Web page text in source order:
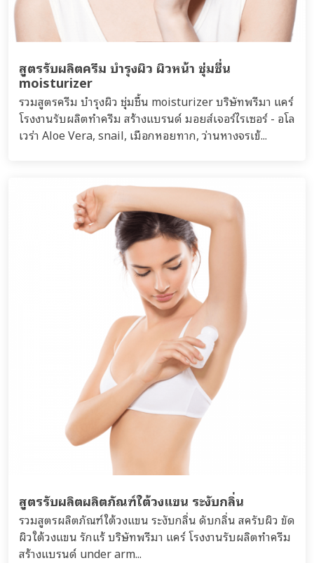
สูตรรับผลิตครีม บำรุงผิว ผิวหน้า ชุ่มชื่น
moisturizer
รวมสูตรครีม บำรุงผิว ชุ่มชื้น moisturizer บริษัทพรีมา แคร์
โรงงานรับผลิตทำครีม สร้างแบรนด์ มอยส์เจอร์ไรเซอร์ - อโล
เวร่า Aloe Vera, snail, เมือกหอยทาก, ว่านหางจรเข้...
สูตรรับผลิตผลิตภัณฑ์ใต้วงแขน ระงับกลิ่น
รวมสูตรผลิตภัณฑ์ใต้วงแขน ระงับกลิ่น ดับกลิ่น สครับผิว ขัด
ผิวใต้วงแขน รักแร้ บริษัทพรีมา แคร์ โรงงานรับผลิตทำครีม
สร้างแบรนด์ under arm...